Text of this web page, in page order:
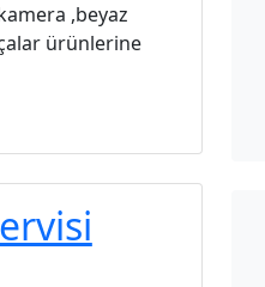
,beyaz
ürünlerine